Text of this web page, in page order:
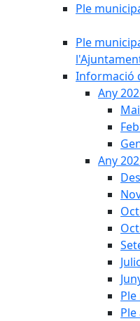
Ple
Ple
Informació
Any
Any